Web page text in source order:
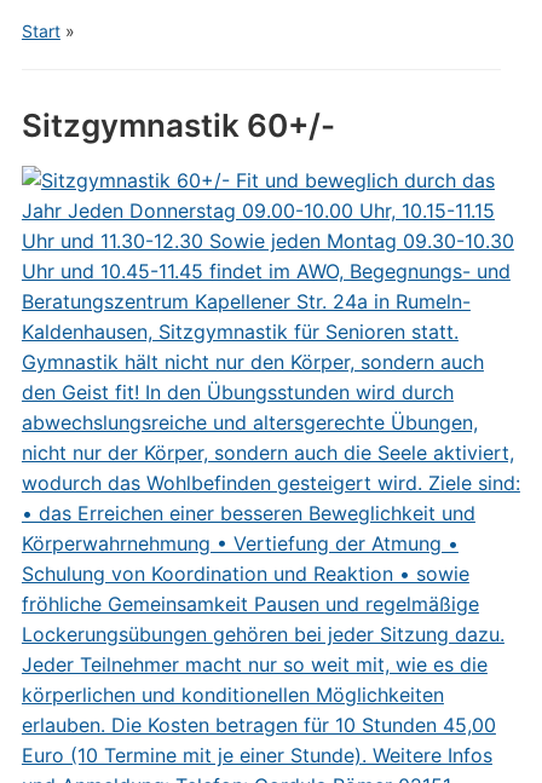
Start»
Sitzgymnastik 60+/-